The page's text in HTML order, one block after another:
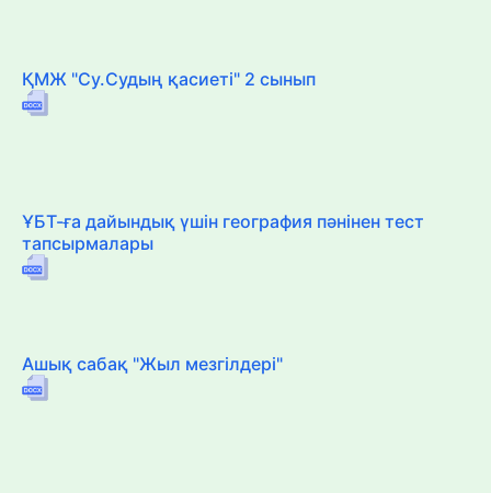
ҚМЖ "Су.Судың қасиеті" 2 сынып
ҰБТ-ға дайындық үшін география пәнінен тест
тапсырмалары
Ашық сабақ "Жыл мезгілдері"